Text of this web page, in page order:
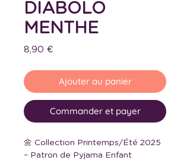
DIABOLO
MENTHE
8,90 €
Ajouter au panier
Commander et payer
🌼 Collection Printemps/Été 2025
– Patron de Pyjama Enfant